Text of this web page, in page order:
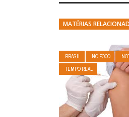
MATÉRIAS
BRASIL NO FOCO
TEMPO REAL